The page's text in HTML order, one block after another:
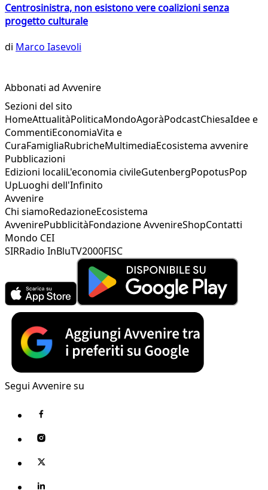
Centrosinistra, non esistono vere coalizioni senza
progetto culturale
di Marco Iasevoli
Abbonati ad Avvenire
Sezioni del sito
HomeAttualitàPoliticaMondoAgoràPodcastChiesaIdee e
CommentiEconomiaVita e
CuraFamigliaRubricheMultimediaEcosistema avvenire
Pubblicazioni
Edizioni localiL'economia civileGutenbergPopotusPop
UpLuoghi dell'Infinito
Avvenire
Chi siamoRedazioneEcosistema
AvvenirePubblicitàFondazione AvvenireShopContatti
Mondo CEI
SIRRadio InBluTV2000FISC
Segui Avvenire su